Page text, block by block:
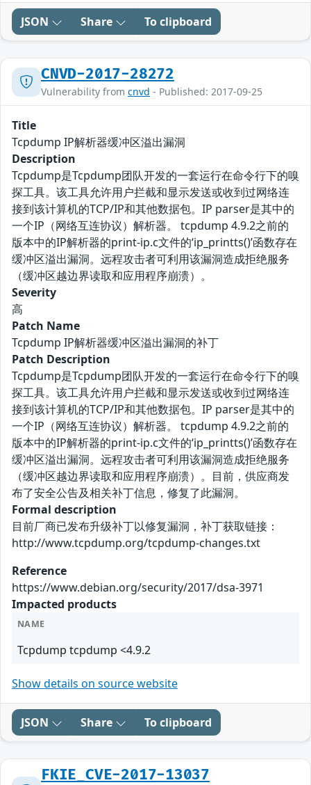
JSON Share To clipboard
CNVD-2017-28272
Vulnerability from cnvd - Published: 2017-09-25
Title
Tcpdump IP解析器缓冲区溢出漏洞
Description
Tcpdump是Tcpdump团队开发的一套运行在命令行下的嗅
探工具。该工具允许用户拦截和显示发送或收到过网络连
接到该计算机的TCP/IP和其他数据包。IP parser是其中的
一个IP（网络互连协议）解析器。 tcpdump 4.9.2之前的
版本中的IP解析器的print-ip.c文件的‘ip_printts()’函数存在
缓冲区溢出漏洞。远程攻击者可利用该漏洞造成拒绝服务
（缓冲区越边界读取和应用程序崩溃）。
Severity
高
Patch Name
Tcpdump IP解析器缓冲区溢出漏洞的补丁
Patch Description
Tcpdump是Tcpdump团队开发的一套运行在命令行下的嗅
探工具。该工具允许用户拦截和显示发送或收到过网络连
接到该计算机的TCP/IP和其他数据包。IP parser是其中的
一个IP（网络互连协议）解析器。 tcpdump 4.9.2之前的
版本中的IP解析器的print-ip.c文件的‘ip_printts()’函数存在
缓冲区溢出漏洞。远程攻击者可利用该漏洞造成拒绝服务
（缓冲区越边界读取和应用程序崩溃）。目前，供应商发
布了安全公告及相关补丁信息，修复了此漏洞。
Formal description
目前厂商已发布升级补丁以修复漏洞，补丁获取链接：
http://www.tcpdump.org/tcpdump-changes.txt
Reference
https://www.debian.org/security/2017/dsa-3971
Impacted products
NAME
Tcpdump tcpdump <4.9.2
Show details on source website
JSON Share To clipboard
FKIE_CVE-2017-13037